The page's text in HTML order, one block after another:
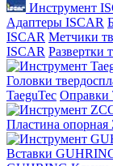
Инструмент
Адаптеры ISCAR
ISCAR Метчики
ISCAR Развертки
Головки
TaeguTec Оправки
Пластина
Вставки